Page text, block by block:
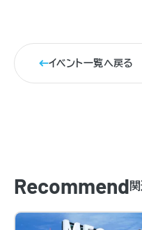
イベント一覧へ戻る
Recommend